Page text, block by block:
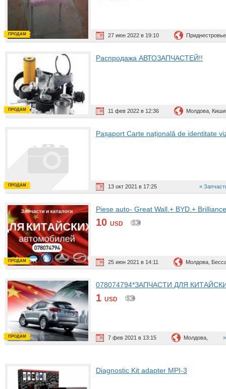
27 июн 2022 в 19:10
ПРОДАМ
Распродажа АВТОЗАПЧАСТЕЙ!!
11 фев 2022 в 12:36 Молдова,
ПРОДАМ
Pașaport Carte națională de identitate
13 окт 2021 в 17:25
ПРОДАМ
Piese auto- Great Wall.+ BYD.+
10 USD
25 июн 2021 в 14:11 Молдова,
ПРОДАМ
078074794*ЗАПЧАСТИ ДЛЯ
1 USD
7 фев 2021 в 13:15 Молдова,
ПРОДАМ
Diagnostic Kit adapter MPI-3